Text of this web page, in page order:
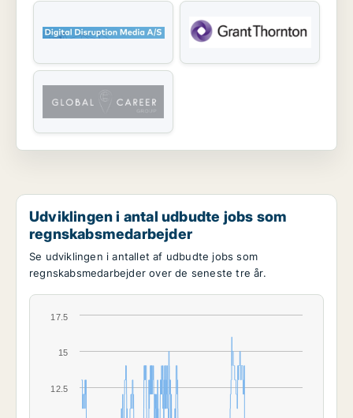
Udviklingen i antal udbudte jobs som
regnskabsmedarbejder
Se udviklingen i antallet af udbudte jobs som
regnskabsmedarbejder over de seneste tre år.
12.5
15
17.5